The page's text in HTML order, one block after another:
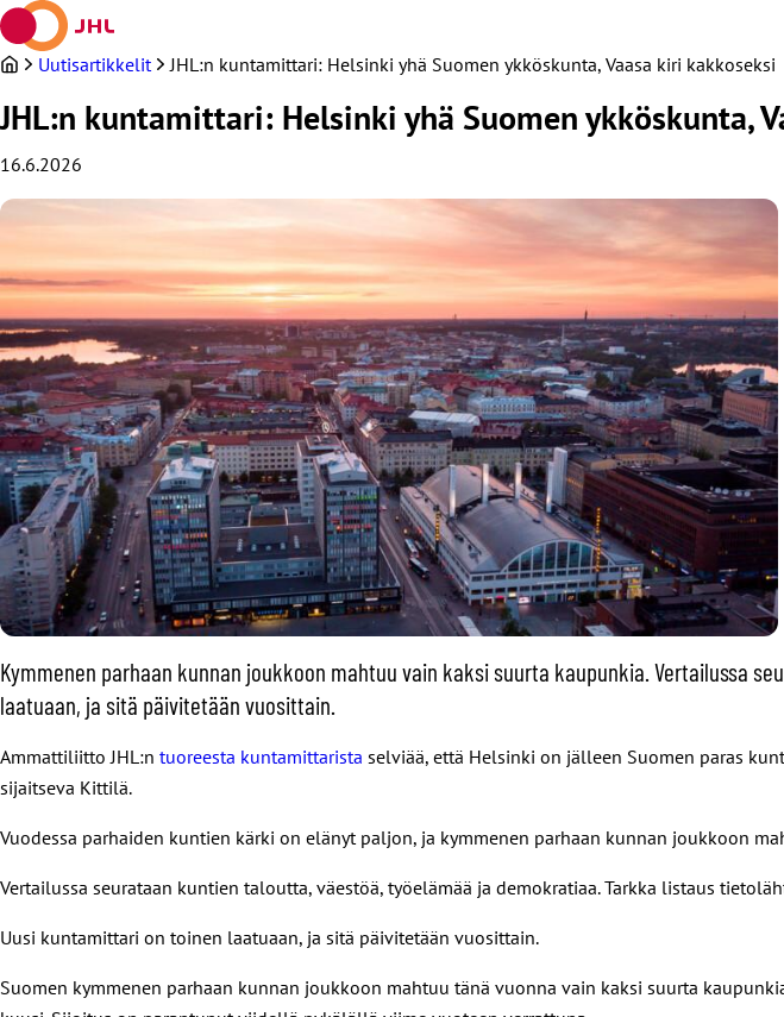
Siirry
sisältöön
Uutisartikkelit JHL:n kuntamittari: Helsinki yhä Suomen ykköskunta, Vaasa kiri kakkoseksi
JHL:n kuntamittari: Helsinki yhä Suomen ykköskunta,
16.6.2026
Kymmenen parhaan kunnan joukkoon mahtuu vain kaksi suurta kaupunkia. Vertailussa
laatuaan, ja sitä päivitetään vuosittain.
Ammattiliitto JHL:n tuoreesta kuntamittarista selviää, että Helsinki on jälleen Suomen paras
sijaitseva Kittilä.
Vuodessa parhaiden kuntien kärki on elänyt paljon, ja kymmenen parhaan kunnan joukkoon
Vertailussa seurataan kuntien taloutta, väestöä, työelämää ja demokratiaa. Tarkka listaus
Uusi kuntamittari on toinen laatuaan, ja sitä päivitetään vuosittain.
Suomen kymmenen parhaan kunnan joukkoon mahtuu tänä vuonna vain kaksi suurta